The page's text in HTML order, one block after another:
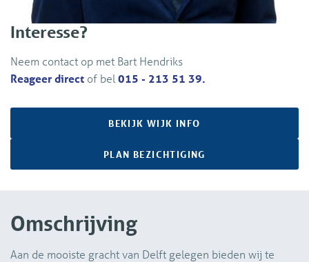
Interesse?
Neem contact op met Bart Hendriks
Reageer direct of bel 015 - 213 51 39.
BEKIJK WIJK INFO
PLAN BEZICHTIGING
Omschrijving
Aan de mooiste gracht van Delft gelegen bieden wij te